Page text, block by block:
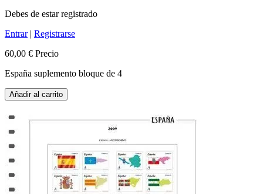
Debes de estar registrado
Entrar| Registrarse
60,00 € Precio
España suplemento bloque de 4
Añadir al carrito